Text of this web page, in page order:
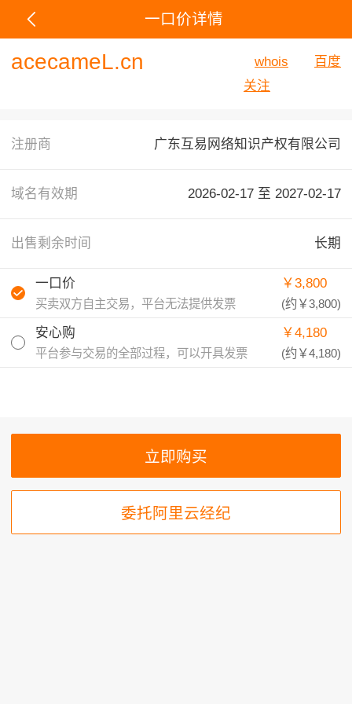
一口价详情
acecameL.cn whois
百度
关注
注册商 广东互易网络知识产权有限公司
域名有效期 2026-02-17 至 2027-02-17
出售剩余时间 长期
一口价
买卖双方自主交易，平台无法提供发票
￥3,800
(约￥3,800)
安心购
平台参与交易的全部过程，可以开具发票
￥4,180
(约￥4,180)
委托阿里云经纪